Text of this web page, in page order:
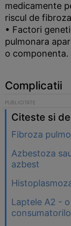
medicamente
riscul de
• Factori
pulmonara
o componenta.
Complicatii
Citeste si
Fibroza
Azbestoza
azbest
Laptele A2 -